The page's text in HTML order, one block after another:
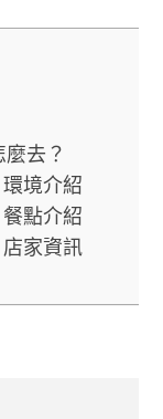
去？
境介紹
點介紹
家資訊